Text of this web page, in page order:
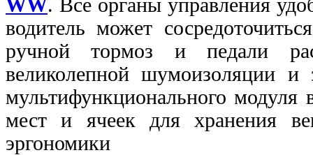
WW. Все органы управления
водитель может
ручной тормоз и педали
великолепной шумоизоляции и
мультифункционального модуля
мест и ячеек для хранения
эргономики